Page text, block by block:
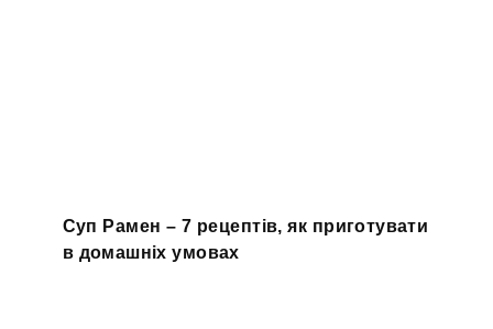
Суп Рамен – 7 рецептів, як приготувати
в домашніх умовах